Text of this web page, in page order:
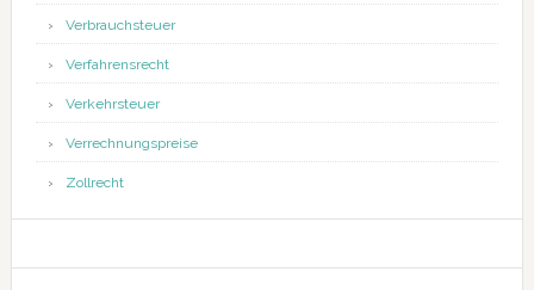
Verbrauchsteuer
Verfahrensrecht
Verkehrsteuer
Verrechnungspreise
Zollrecht